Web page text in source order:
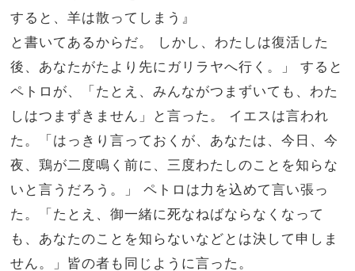
すると、羊は散ってしまう』
と書いてあるからだ。 しかし、わたしは復活した
後、あなたがたより先にガリラヤへ行く。」 すると
ペトロが、「たとえ、みんながつまずいても、わた
しはつまずきません」と言った。 イエスは言われ
た。「はっきり言っておくが、あなたは、今日、今
夜、鶏が二度鳴く前に、三度わたしのことを知らな
いと言うだろう。」 ペトロは力を込めて言い張っ
た。「たとえ、御一緒に死なねばならなくなって
も、あなたのことを知らないなどとは決して申しま
せん。」皆の者も同じように言った。